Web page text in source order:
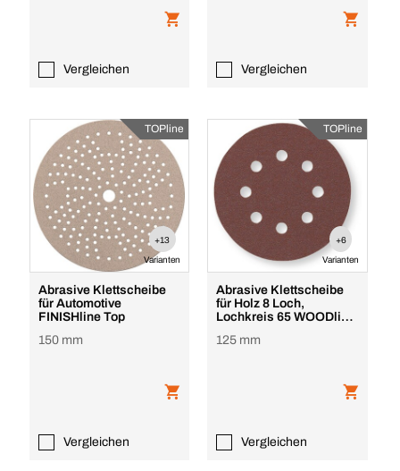
Vergleichen Vergleichen
TOPline
+13
Varianten
Abrasive Klettscheibe
für Automotive
FINISHline Top
150 mm
Vergleichen
TOPline
+6
Varianten
Abrasive Klettscheibe
für Holz 8 Loch,
Lochkreis 65 WOODline
125 mm
Vergleichen